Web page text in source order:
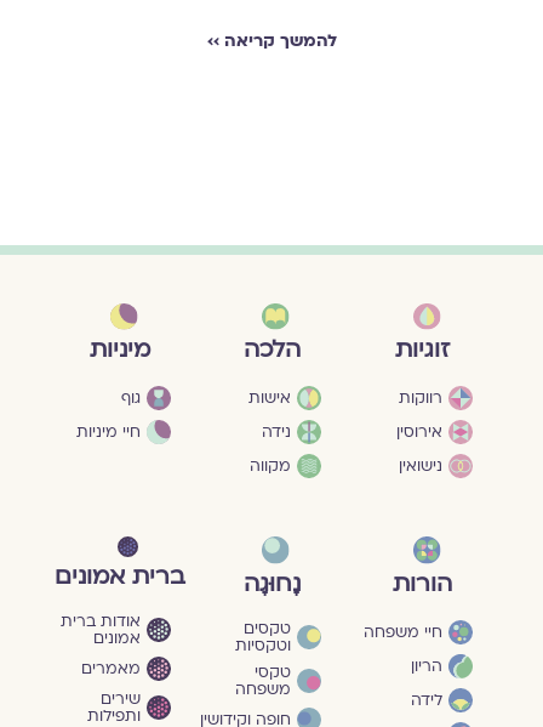
להמשך קריאה ››
זוגיות
רווקות
אירוסין
נישואין
הלכה
אישות
נידה
מקווה
מיניות
גוף
חיי מיניות
הורות
חיי משפחה
הריון
לידה
נָחוּגָה
טקסים
וטקסיות
טקסי
משפחה
חופה וקידושין
ברית אמונים
אודות ברית
אמונים
מאמרים
שירים
ותפילות